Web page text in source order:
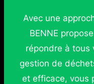
Avec une
BENNE
répondre à tous
gestion de
et efficace, vous